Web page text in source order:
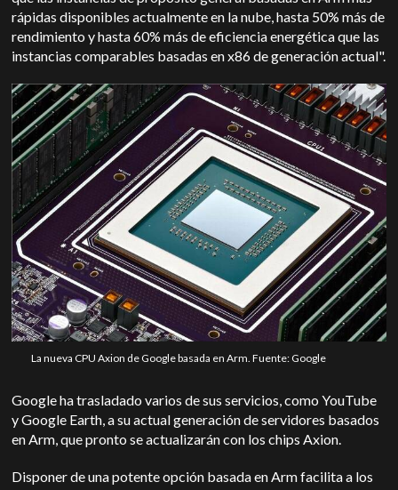
rápidas disponibles actualmente en la nube, hasta 50% más de
rendimiento y hasta 60% más de eficiencia energética que las
instancias comparables basadas en x86 de generación actual".
La nueva CPU Axion de Google basada en Arm. Fuente: Google
Google ha trasladado varios de sus servicios, como YouTube
y Google Earth, a su actual generación de servidores basados
en Arm, que pronto se actualizarán con los chips Axion.
Disponer de una potente opción basada en Arm facilita a los